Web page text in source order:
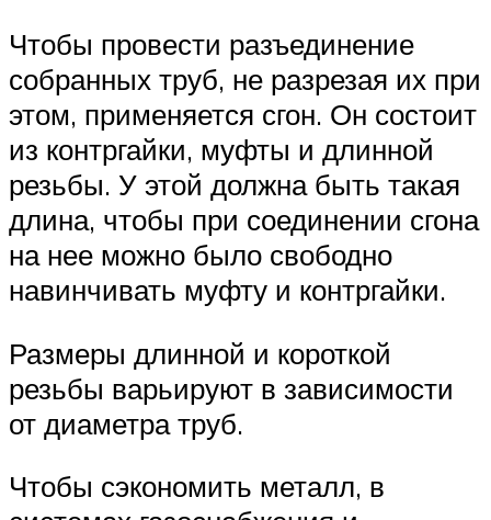
Чтобы провести разъединение
собранных труб, не разрезая их при
этом, применяется сгон. Он состоит
из контргайки, муфты и длинной
резьбы. У этой должна быть такая
длина, чтобы при соединении сгона
на нее можно было свободно
навинчивать муфту и контргайки.
Размеры длинной и короткой
резьбы варьируют в зависимости
от диаметра труб.
Чтобы сэкономить металл, в